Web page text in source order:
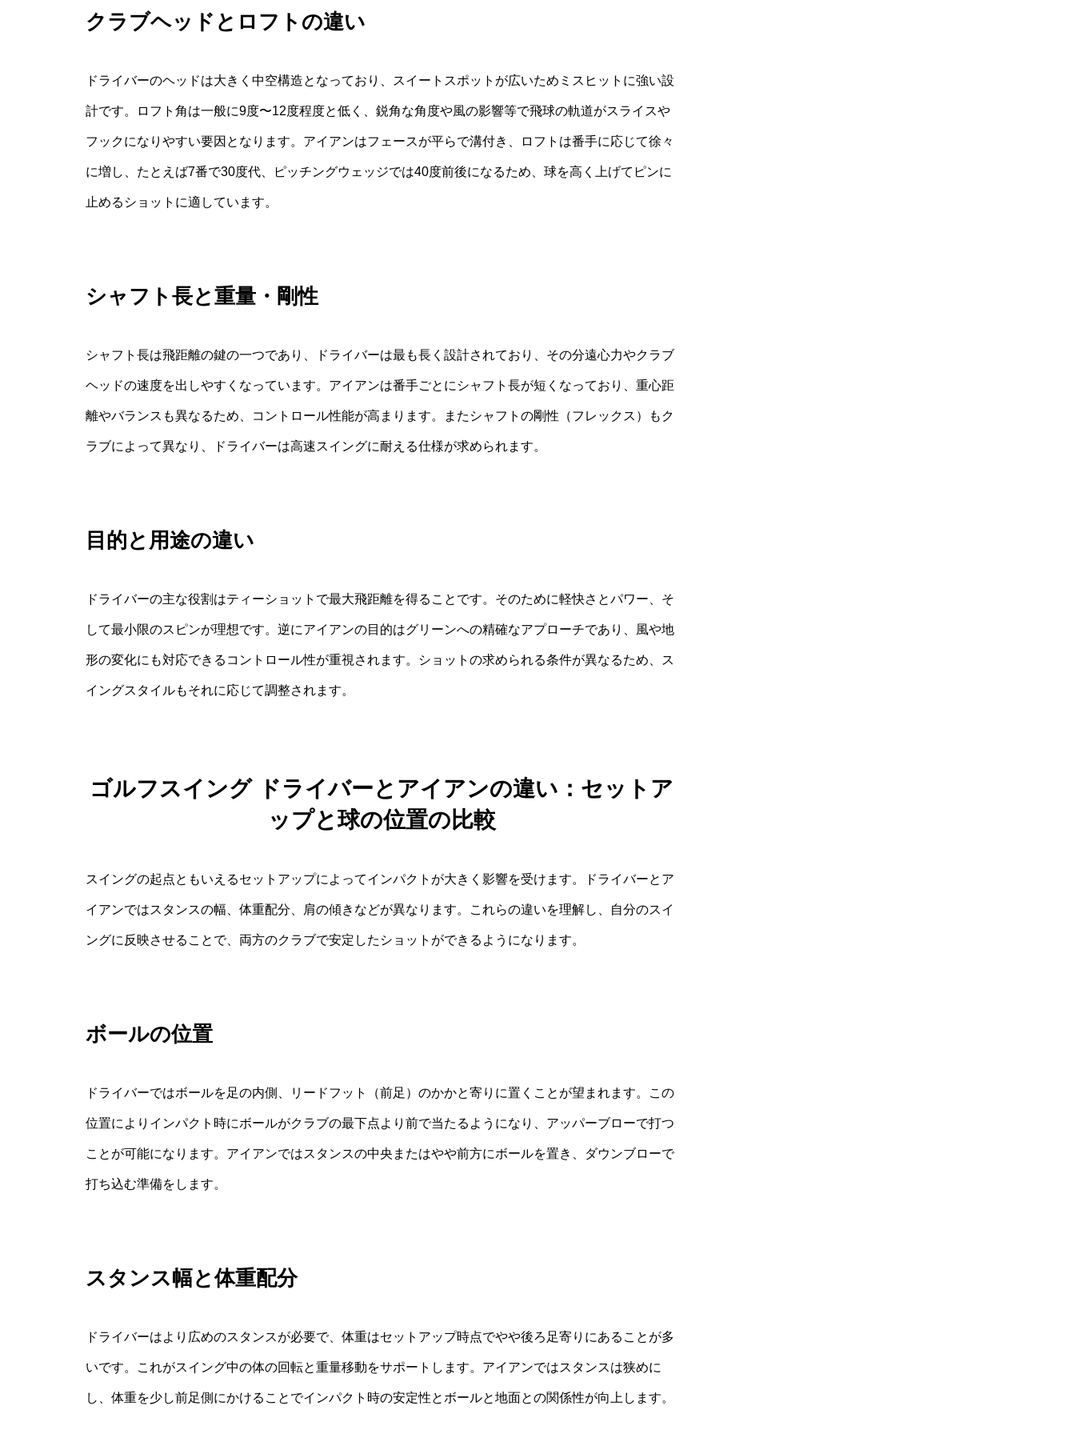
クラブヘッドとロフトの違い
ドライバーのヘッドは大きく中空構造となっており、スイートスポットが広いためミスヒットに強い設
計です。ロフト角は一般に9度〜12度程度と低く、鋭角な角度や風の影響等で飛球の軌道がスライスや
フックになりやすい要因となります。アイアンはフェースが平らで溝付き、ロフトは番手に応じて徐々
に増し、たとえば7番で30度代、ピッチングウェッジでは40度前後になるため、球を高く上げてピンに
止めるショットに適しています。
シャフト長と重量・剛性
シャフト長は飛距離の鍵の一つであり、ドライバーは最も長く設計されており、その分遠心力やクラブ
ヘッドの速度を出しやすくなっています。アイアンは番手ごとにシャフト長が短くなっており、重心距
離やバランスも異なるため、コントロール性能が高まります。またシャフトの剛性（フレックス）もク
ラブによって異なり、ドライバーは高速スイングに耐える仕様が求められます。
目的と用途の違い
ドライバーの主な役割はティーショットで最大飛距離を得ることです。そのために軽快さとパワー、そ
して最小限のスピンが理想です。逆にアイアンの目的はグリーンへの精確なアプローチであり、風や地
形の変化にも対応できるコントロール性が重視されます。ショットの求められる条件が異なるため、ス
イングスタイルもそれに応じて調整されます。
ゴルフスイング ドライバーとアイアンの違い：セットア
ップと球の位置の比較
スイングの起点ともいえるセットアップによってインパクトが大きく影響を受けます。ドライバーとア
イアンではスタンスの幅、体重配分、肩の傾きなどが異なります。これらの違いを理解し、自分のスイ
ングに反映させることで、両方のクラブで安定したショットができるようになります。
ボールの位置
ドライバーではボールを足の内側、リードフット（前足）のかかと寄りに置くことが望まれます。この
位置によりインパクト時にボールがクラブの最下点より前で当たるようになり、アッパーブローで打つ
ことが可能になります。アイアンではスタンスの中央またはやや前方にボールを置き、ダウンブローで
打ち込む準備をします。
スタンス幅と体重配分
ドライバーはより広めのスタンスが必要で、体重はセットアップ時点でやや後ろ足寄りにあることが多
いです。これがスイング中の体の回転と重量移動をサポートします。アイアンではスタンスは狭めに
し、体重を少し前足側にかけることでインパクト時の安定性とボールと地面との関係性が向上します。